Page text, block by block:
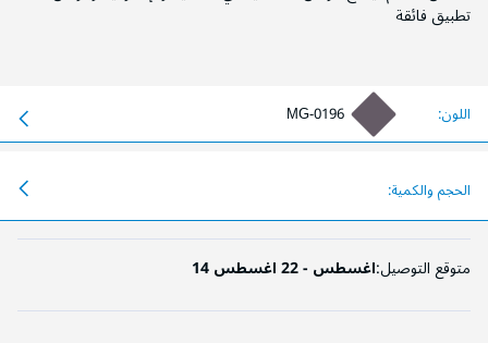
تطبيق فائقة
اللون: MG-0196
الحجم والكمية:
متوقع التوصيل:14 اغسطس - 22 اغسطس